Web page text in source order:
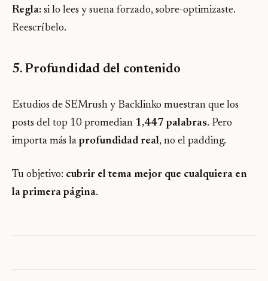
Regla: si lo lees y suena forzado, sobre-optimizaste.
Reescríbelo.
5. Profundidad del contenido
Estudios de SEMrush y Backlinko muestran que los
posts del top 10 promedian 1,447 palabras. Pero
importa más la profundidad real, no el padding.
Tu objetivo: cubrir el tema mejor que cualquiera en
la primera página.